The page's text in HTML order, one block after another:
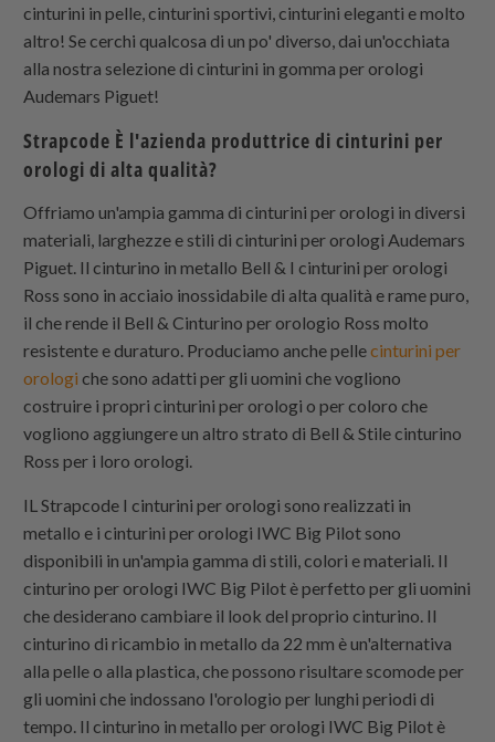
cinturini in pelle, cinturini sportivi, cinturini eleganti e molto
altro! Se cerchi qualcosa di un po' diverso, dai un'occhiata
alla nostra selezione di cinturini in gomma per orologi
Audemars Piguet!
Strapcode È l'azienda produttrice di cinturini per
orologi di alta qualità?
Offriamo un'ampia gamma di cinturini per orologi in diversi
materiali, larghezze e stili di cinturini per orologi Audemars
Piguet. Il cinturino in metallo Bell & I cinturini per orologi
Ross sono in acciaio inossidabile di alta qualità e rame puro,
il che rende il Bell & Cinturino per orologio Ross molto
resistente e duraturo. Produciamo anche pellecinturini per
orologi che sono adatti per gli uomini che vogliono
costruire i propri cinturini per orologi o per coloro che
vogliono aggiungere un altro strato di Bell & Stile cinturino
Ross per i loro orologi.
ILStrapcode I cinturini per orologi sono realizzati in
metallo e i cinturini per orologi IWC Big Pilot sono
disponibili in un'ampia gamma di stili, colori e materiali. Il
cinturino per orologi IWC Big Pilot è perfetto per gli uomini
che desiderano cambiare il look del proprio cinturino. Il
cinturino di ricambio in metallo da 22 mm è un'alternativa
alla pelle o alla plastica, che possono risultare scomode per
gli uomini che indossano l'orologio per lunghi periodi di
tempo. Il cinturino in metallo per orologi IWC Big Pilot è